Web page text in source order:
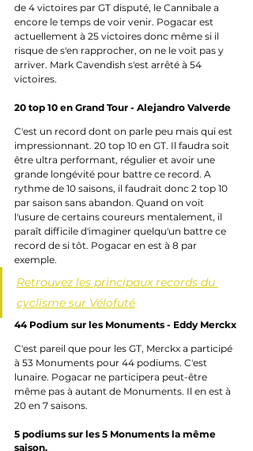
de 4 victoires par GT disputé, le Cannibale a
encore le temps de voir venir. Pogacar est
actuellement à 25 victoires donc même si il
risque de s'en rapprocher, on ne le voit pas y
arriver. Mark Cavendish s'est arrêté à 54
victoires.
20 top 10 en Grand Tour - Alejandro Valverde
C'est un record dont on parle peu mais qui est
impressionnant. 20 top 10 en GT. Il faudra soit
être ultra performant, régulier et avoir une
grande longévité pour battre ce record. A
rythme de 10 saisons, il faudrait donc 2 top 10
par saison sans abandon. Quand on voit
l'usure de certains coureurs mentalement, il
paraît difficile d'imaginer quelqu'un battre ce
record de si tôt. Pogacar en est à 8 par
exemple.
Retrouvez les principaux records du
cyclisme sur Vélofuté
44 Podium sur les Monuments - Eddy Merckx
C'est pareil que pour les GT, Merckx a participé
à 53 Monuments pour 44 podiums. C'est
lunaire. Pogacar ne participera peut-être
même pas à autant de Monuments. Il en est à
20 en 7 saisons.
5 podiums sur les 5 Monuments la même
saison.